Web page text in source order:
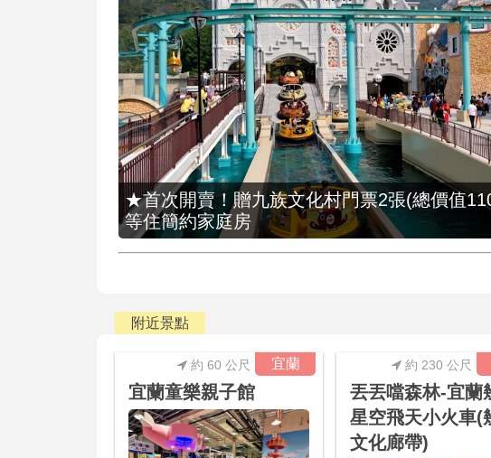
★首次開賣！贈九族文化村門票2張(總價值
等住簡約家庭房
附近景點
宜蘭
約 60 公尺
宜蘭童樂親子館
約 230 公尺
丟丟噹森林-宜蘭
星空飛天小火車(
文化廊帶)